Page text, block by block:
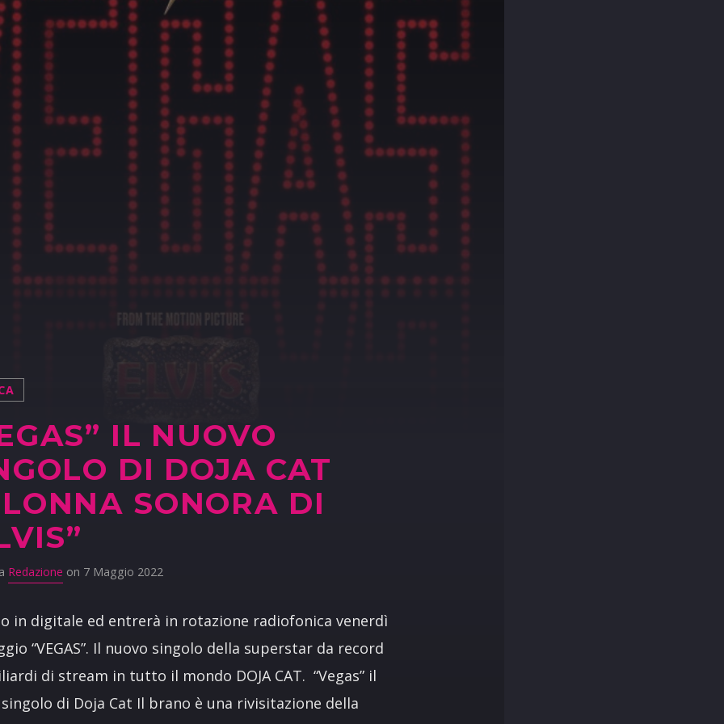
IL NUOVO
DI DOJA CAT
SONORA DI
Redazione on 7 Maggio 2022
in digitale ed entrerà in rotazione radiofonica venerdì
“VEGAS”. Il nuovo singolo della superstar da record
di stream in tutto il mondo DOJA CAT. “Vegas” il
di Doja Cat Il brano è una rivisitazione della